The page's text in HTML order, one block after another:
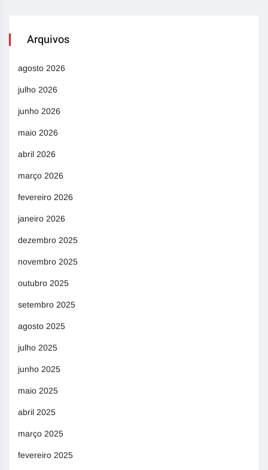
Arquivos
agosto 2026
julho 2026
junho 2026
maio 2026
abril 2026
março 2026
fevereiro 2026
janeiro 2026
dezembro 2025
novembro 2025
outubro 2025
setembro 2025
agosto 2025
julho 2025
junho 2025
maio 2025
abril 2025
março 2025
fevereiro 2025